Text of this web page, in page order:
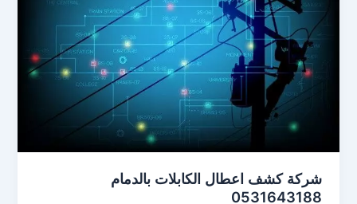
شركة كشف اعطال الكابلات بالدمام
0531643188